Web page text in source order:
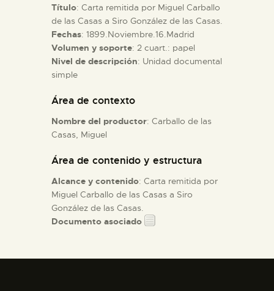
DIDÁCTICA
ESPAÑOL
Título: Carta remitida por Miguel Carballo
de las Casas a Siro González de las Casas.
Fechas: 1899.Noviembre.16.Madrid
Volumen y soporte: 2 cuart.: papel
Nivel de descripción: Unidad documental
simple
Área de contexto
Nombre del productor: Carballo de las
Casas, Miguel
Área de contenido y estructura
Alcance y contenido: Carta remitida por
Miguel Carballo de las Casas a Siro
González de las Casas.
Documento asociado